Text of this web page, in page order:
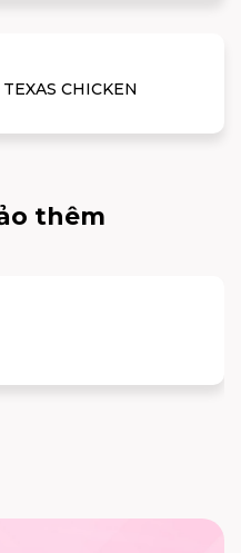
CHICKEN
thêm